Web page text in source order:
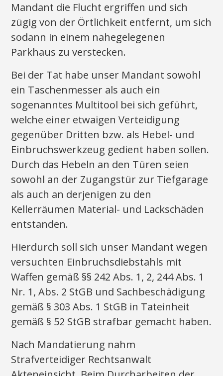
Mandant die Flucht ergriffen und sich
zügig von der Örtlichkeit entfernt, um sich
sodann in einem nahegelegenen
Parkhaus zu verstecken.
Bei der Tat habe unser Mandant sowohl
ein Taschenmesser als auch ein
sogenanntes Multitool bei sich geführt,
welche einer etwaigen Verteidigung
gegenüber Dritten bzw. als Hebel- und
Einbruchswerkzeug gedient haben sollen.
Durch das Hebeln an den Türen seien
sowohl an der Zugangstür zur Tiefgarage
als auch an derjenigen zu den
Kellerräumen Material- und Lackschäden
entstanden.
Hierdurch soll sich unser Mandant wegen
versuchten Einbruchsdiebstahls mit
Waffen gemäß §§ 242 Abs. 1, 2, 244 Abs. 1
Nr. 1, Abs. 2 StGB und Sachbeschädigung
gemäß § 303 Abs. 1 StGB in Tateinheit
gemäß § 52 StGB strafbar gemacht haben.
Nach Mandatierung nahm
Strafverteidiger Rechtsanwalt